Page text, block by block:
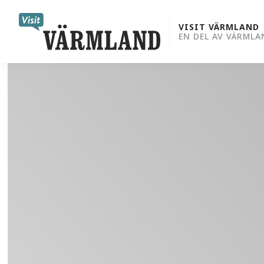
content
VISIT VÄRMLAND
EN DEL AV